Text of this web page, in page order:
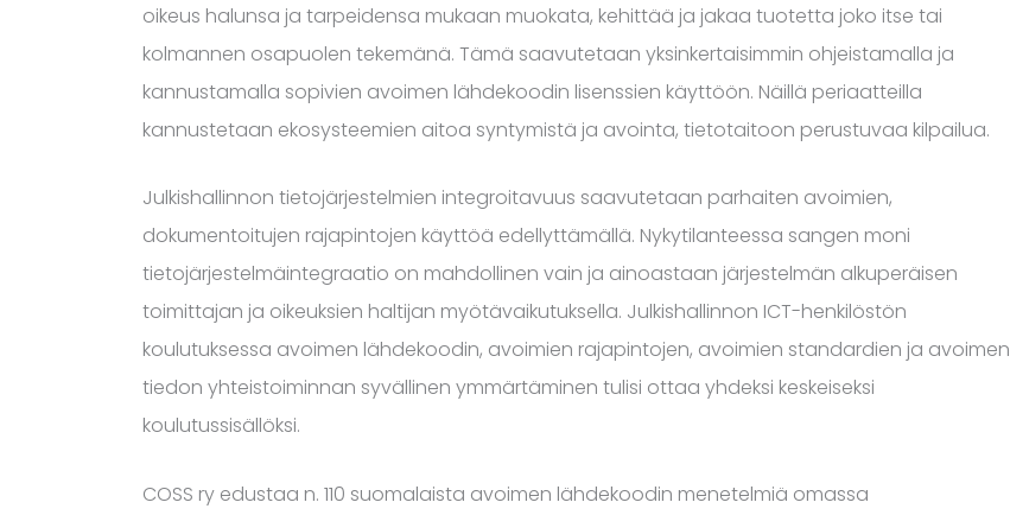
oikeus halunsa ja tarpeidensa mukaan muokata, kehittää ja jakaa tuotetta joko itse tai
kolmannen osapuolen tekemänä. Tämä saavutetaan yksinkertaisimmin ohjeistamalla ja
kannustamalla sopivien avoimen lähdekoodin lisenssien käyttöön. Näillä periaatteilla
kannustetaan ekosysteemien aitoa syntymistä ja avointa, tietotaitoon perustuvaa kilpailua.
Julkishallinnon tietojärjestelmien integroitavuus saavutetaan parhaiten avoimien,
dokumentoitujen rajapintojen käyttöä edellyttämällä. Nykytilanteessa sangen moni
tietojärjestelmäintegraatio on mahdollinen vain ja ainoastaan järjestelmän alkuperäisen
toimittajan ja oikeuksien haltijan myötävaikutuksella. Julkishallinnon ICT-henkilöstön
koulutuksessa avoimen lähdekoodin, avoimien rajapintojen, avoimien standardien ja avoimen
tiedon yhteistoiminnan syvällinen ymmärtäminen tulisi ottaa yhdeksi keskeiseksi
koulutussisällöksi.
COSS ry edustaa n. 110 suomalaista avoimen lähdekoodin menetelmiä omassa